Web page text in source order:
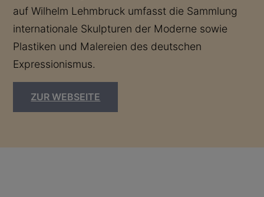
auf Wilhelm Lehmbruck umfasst die Sammlung
internationale Skulpturen der Moderne sowie
Plastiken und Malereien des deutschen
Expressionismus.
ZUR WEBSEITE